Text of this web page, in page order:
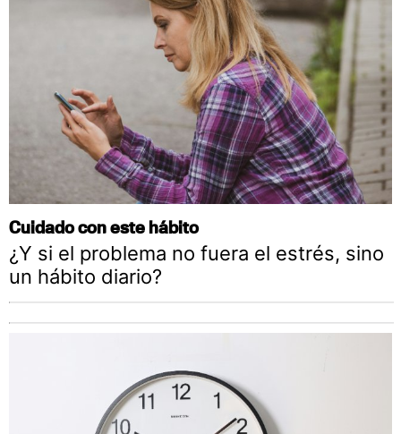
Cuidado con este hábito
¿Y si el problema no fuera el estrés, sino
un hábito diario?